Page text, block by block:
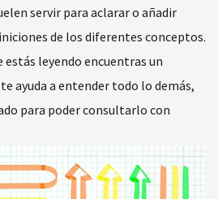
servir para aclarar o añadir
de los diferentes conceptos.
estás leyendo encuentras un
ayuda a entender todo lo demás,
para poder consultarlo con